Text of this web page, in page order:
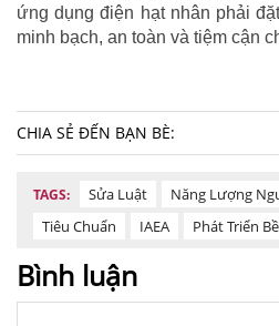
ứng dụng điện hạt nhân phải
minh bạch, an toàn và tiệm cận
CHIA SẺ ĐẾN BẠN BÈ:
TAGS: Sửa Luật Năng Lượng
Tiêu Chuẩn
IAEA Phát Triển
Bình luận